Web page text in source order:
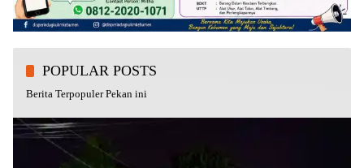
POPULAR POSTS
Berita Terpopuler Pekan ini